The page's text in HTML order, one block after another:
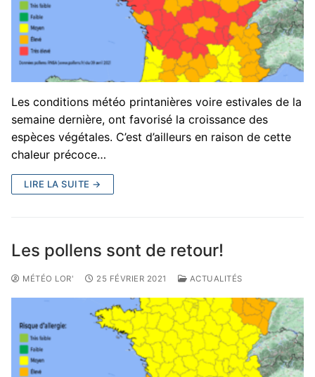
Les conditions météo printanières voire estivales de la
semaine dernière, ont favorisé la croissance des
espèces végétales. C’est d’ailleurs en raison de cette
chaleur précoce…
LIRE LA SUITE →
Les pollens sont de retour!
MÉTÉO LOR' 25 FÉVRIER 2021 ACTUALITÉS